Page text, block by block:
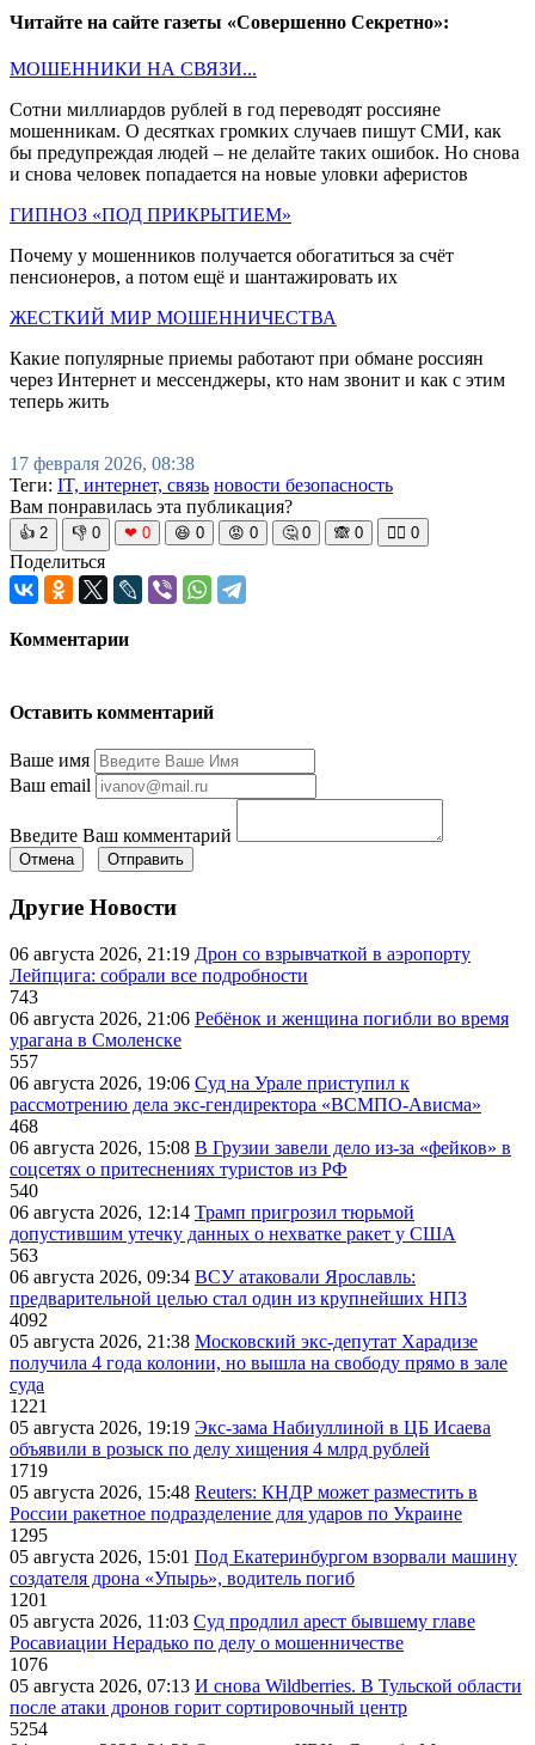
Читайте на сайте газеты «Совершенно Секретно»:
МОШЕННИКИ НА СВЯЗИ...
Сотни миллиардов рублей в год переводят россияне
мошенникам. О десятках громких случаев пишут СМИ, как
бы предупреждая людей – не делайте таких ошибок. Но снова
и снова человек попадается на новые уловки аферистов
ГИПНОЗ «ПОД ПРИКРЫТИЕМ»
Почему у мошенников получается обогатиться за счёт
пенсионеров, а потом ещё и шантажировать их
ЖЕСТКИЙ МИР МОШЕННИЧЕСТВА
Какие популярные приемы работают при обмане россиян
через Интернет и мессенджеры, кто нам звонит и как с этим
теперь жить
17 февраля 2026, 08:38
Теги: IT, интернет, связь новости безопасность
Вам понравилась эта публикация?
👍 2 👎 0 ❤ 0 😆 0 😡 0 🤔 0 🙈 0 🧘‍♀️ 0
Поделиться
Комментарии
Оставить комментарий
Ваше имя
Ваш email
Введите Ваш комментарий
Отмена Отправить
Другие Новости
06 августа 2026, 21:19 Дрон со взрывчаткой в аэропорту
Лейпцига: собрали все подробности
743
06 августа 2026, 21:06 Ребёнок и женщина погибли во время
урагана в Смоленске
557
06 августа 2026, 19:06 Суд на Урале приступил к
рассмотрению дела экс-гендиректора «ВСМПО-Ависма»
468
06 августа 2026, 15:08 В Грузии завели дело из-за «фейков» в
соцсетях о притеснениях туристов из РФ
540
06 августа 2026, 12:14 Трамп пригрозил тюрьмой
допустившим утечку данных о нехватке ракет у США
563
06 августа 2026, 09:34 ВСУ атаковали Ярославль:
предварительной целью стал один из крупнейших НПЗ
4092
05 августа 2026, 21:38 Московский экс-депутат Харадизе
получила 4 года колонии, но вышла на свободу прямо в зале
суда
1221
05 августа 2026, 19:19 Экс-зама Набиуллиной в ЦБ Исаева
объявили в розыск по делу хищения 4 млрд рублей
1719
05 августа 2026, 15:48 Reuters: КНДР может разместить в
России ракетное подразделение для ударов по Украине
1295
05 августа 2026, 15:01 Под Екатеринбургом взорвали машину
создателя дрона «Упырь», водитель погиб
1201
05 августа 2026, 11:03 Суд продлил арест бывшему главе
Росавиации Нерадько по делу о мошенничестве
1076
05 августа 2026, 07:13 И снова Wildberries. В Тульской области
после атаки дронов горит сортировочный центр
5254